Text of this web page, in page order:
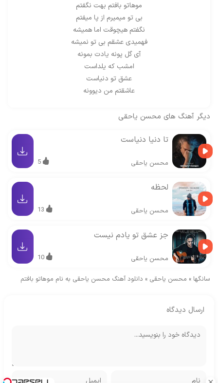
موهاتو بافتم بهت نگفتم
بی تو میمیرم از پا میفتم
نگفتم هیچوقت اما همیشه
فهمیدی عشقم بی تو نمیشه
آی گل پونه یادت بمونه
امشب که یلداست
عشق تو دنیاست
عاشقتم من دیوونه
دیگر آهنگ های محسن یاحقی
تا دنیا دنیاست
محسن یاحقی 5
لحظه
محسن یاحقی 13
جز عشق تو یادم نیست
محسن یاحقی 10
سانگها » محسن یاحقی » دانلود آهنگ محسن یاحقی به نام موهاتو بافتم
ارسال دیدگاه